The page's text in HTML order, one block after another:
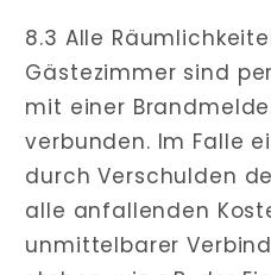
8.3 Alle
Gästezimmer sind
mit einer
verbunden. Im Falle
durch Verschulden
alle anfallenden
unmittelbarer